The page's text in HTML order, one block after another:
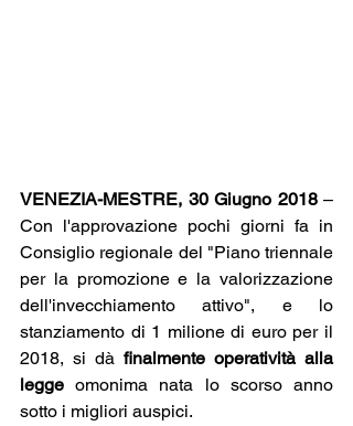
VENEZIA-MESTRE, 30 Giugno 2018 –
Con l'approvazione pochi giorni fa in
Consiglio regionale del "Piano triennale
per la promozione e la valorizzazione
dell'invecchiamento attivo", e lo
stanziamento di 1 milione di euro per il
2018, si dà finalmente operatività alla
legge omonima nata lo scorso anno
sotto i migliori auspici.